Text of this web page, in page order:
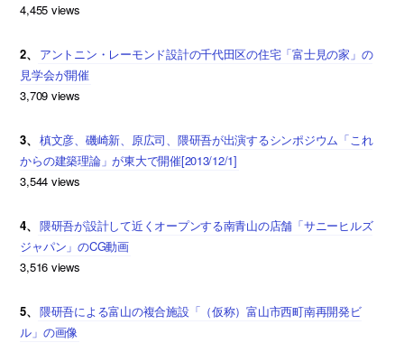
4,455 views
2、
アントニン・レーモンド設計の千代田区の住宅「富士見の家」の
見学会が開催
3,709 views
3、 槙文彦、磯崎新、原広司、隈研吾が出演するシンポジウム「これ
からの建築理論」が東大で開催[2013/12/1]
3,544 views
4、 隈研吾が設計して近くオープンする南青山の店舗「サニーヒルズ
ジャパン」のCG動画
3,516 views
5、 隈研吾による富山の複合施設「（仮称）富山市西町南再開発ビ
ル」の画像